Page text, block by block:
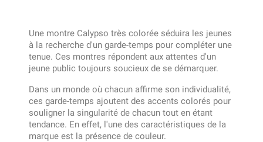
Une montre Calypso très colorée séduira les jeunes
à la recherche d'un garde-temps pour compléter une
tenue. Ces montres répondent aux attentes d'un
jeune public toujours soucieux de se démarquer.
Dans un monde où chacun affirme son individualité,
ces garde-temps ajoutent des accents colorés pour
souligner la singularité de chacun tout en étant
tendance. En effet, l'une des caractéristiques de la
marque est la présence de couleur.